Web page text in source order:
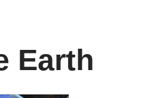
Earth